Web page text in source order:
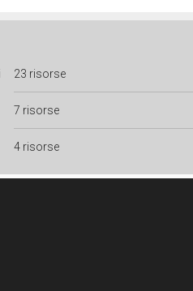
23 risorse
7 risorse
4 risorse